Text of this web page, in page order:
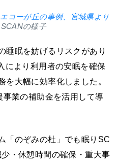
コーが丘の事例、宮城県より
の様子
睡眠を妨げるリスクがあり
により利用者の安眠を確保
を大幅に効率化しました。
業の補助金を活用して導
「のぞみの杜」でも眠りSC
・休憩時間の確保・重大事